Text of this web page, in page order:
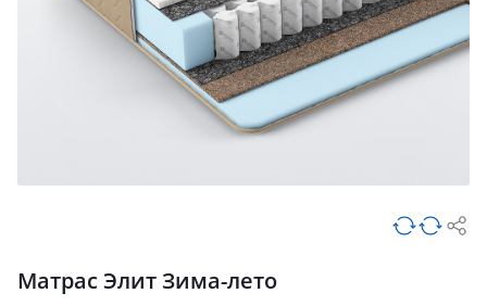
Матрас Элит Зима-лето